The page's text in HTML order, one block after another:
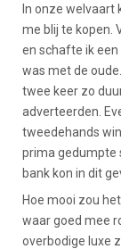
In onze welvaart
me blij te kopen.
en schafte ik
was met de
twee keer zo
adverteerden.
tweedehands
prima gedumpte
bank kon in dit
Hoe mooi zou
waar goed mee
overbodige luxe